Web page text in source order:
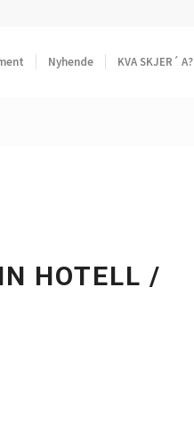
Nyhende KVA SKJER´ A?
HOTELL /